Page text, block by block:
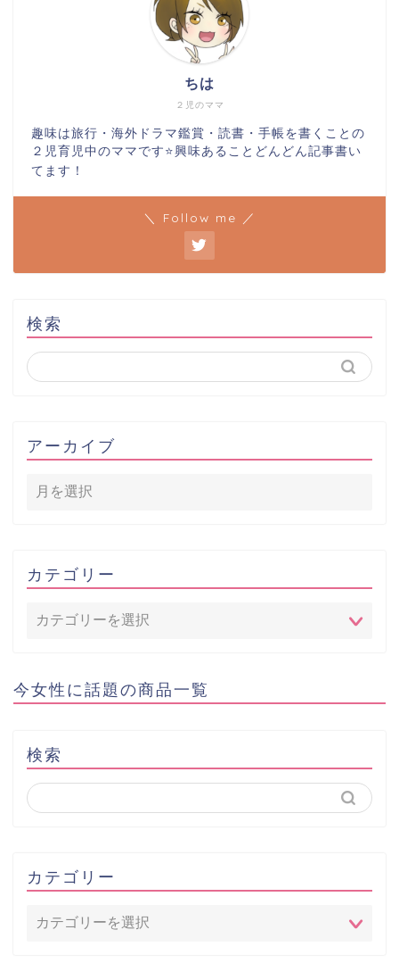
２児のママ
ちは
趣味は旅行・海外ドラマ鑑賞・読書・手帳を書くことの
２児育児中のママです⭐️興味あることどんどん記事書い
てます！
＼ Follow me ／
検索
アーカイブ
カテゴリー
今女性に話題の商品一覧
検索
カテゴリー